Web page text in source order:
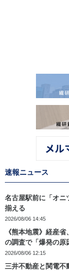
速報ニュース
名古屋駅前に「オ
揃える
2026/08/06 14:45
《熊本地震》経産
の調査で「爆発の原
2026/08/06 12:15
三井不動産と関電